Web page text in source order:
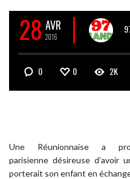
28 AVR
2016
0 0 2K
Une Réunionnaise a
parisienne désireuse d’avoir
porterait son enfant en